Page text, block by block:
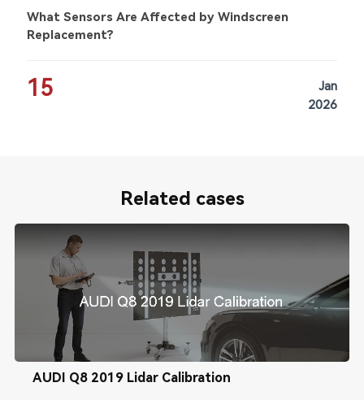
What Sensors Are Affected by Windscreen
Replacement?
15
Jan
2026
Related cases
AUDI Q8 2019 Lidar Calibration